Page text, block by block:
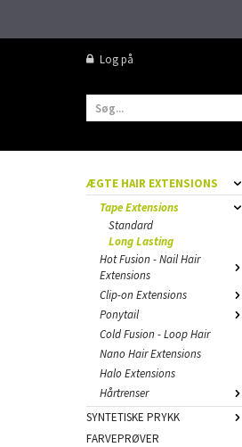
Log på
ÆGTE HAIR EXTENSIONS
Tape Extensions
Standard
Long Lasting
Hot Fusion - Nail Hair
Extensions
Clip-on Extensions
Ponytail
Cold Fusion - Loop Hair
Nano Hair Extensions
Halo Extensions
Hårtrenser
SYNTETISKE PRYKK
FARVEPRØVER